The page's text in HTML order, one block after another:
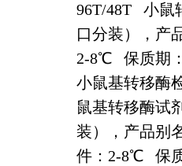
96T/48T
小鼠
口分装），产
2-8℃
保质期
小鼠基转移酶
鼠基转移酶试
装），产品别
件： 2-8℃
保